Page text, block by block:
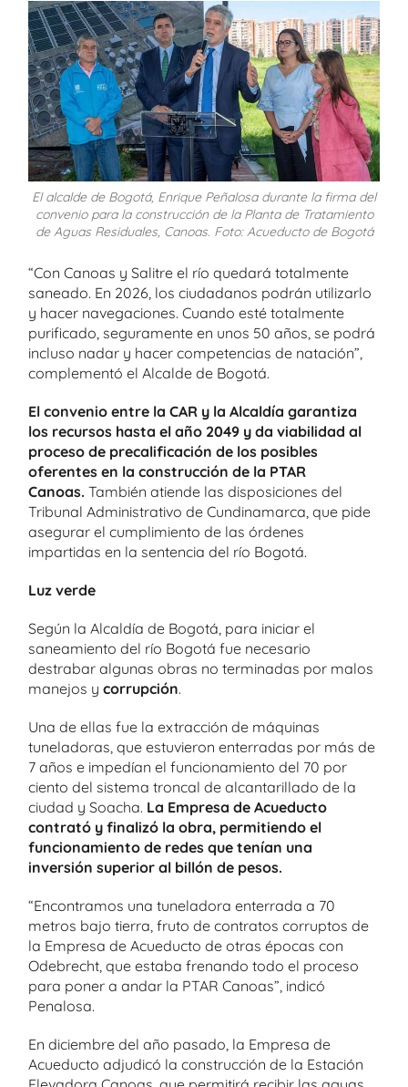
El alcalde de Bogotá, Enrique Peñalosa durante la firma del
convenio para la construcción de la Planta de Tratamiento
de Aguas Residuales, Canoas. Foto: Acueducto de Bogotá
“Con Canoas y Salitre el río quedará totalmente
saneado. En 2026, los ciudadanos podrán utilizarlo
y hacer navegaciones. Cuando esté totalmente
purificado, seguramente en unos 50 años, se podrá
incluso nadar y hacer competencias de natación”,
complementó el Alcalde de Bogotá.
El convenio entre la CAR y la Alcaldía garantiza
los recursos hasta el año 2049 y da viabilidad al
proceso de precalificación de los posibles
oferentes en la construcción de la PTAR
Canoas. También atiende las disposiciones del
Tribunal Administrativo de Cundinamarca, que pide
asegurar el cumplimiento de las órdenes
impartidas en la sentencia del río Bogotá.
Luz verde
Según la Alcaldía de Bogotá, para iniciar el
saneamiento del río Bogotá fue necesario
destrabar algunas obras no terminadas por malos
manejos y corrupción.
Una de ellas fue la extracción de máquinas
tuneladoras, que estuvieron enterradas por más de
7 años e impedían el funcionamiento del 70 por
ciento del sistema troncal de alcantarillado de la
ciudad y Soacha. La Empresa de Acueducto
contrató y finalizó la obra, permitiendo el
funcionamiento de redes que tenían una
inversión superior al billón de pesos.
“Encontramos una tuneladora enterrada a 70
metros bajo tierra, fruto de contratos corruptos de
la Empresa de Acueducto de otras épocas con
Odebrecht, que estaba frenando todo el proceso
para poner a andar la PTAR Canoas”, indicó
Penalosa.
En diciembre del año pasado, la Empresa de
Acueducto adjudicó la construcción de la Estación